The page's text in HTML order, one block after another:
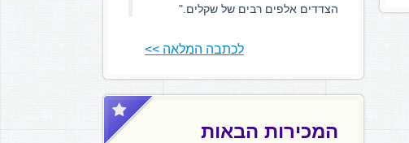
הצדדים אלפים רבים של שקלים."
לכתבה המלאה >>
המכירות הבאות